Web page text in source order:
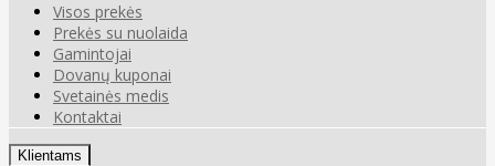
Visos prekės
Prekės su nuolaida
Gamintojai
Dovanų kuponai
Svetainės medis
Kontaktai
Klientams